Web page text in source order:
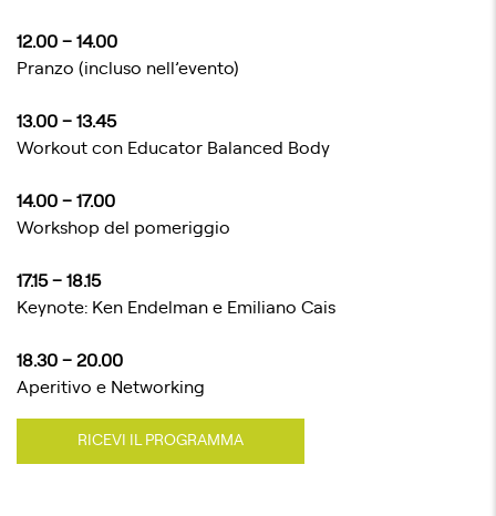
12.00 – 14.00
Pranzo (incluso nell’evento)
13.00 – 13.45
Workout con Educator Balanced Body
14.00 – 17.00
Workshop del pomeriggio
17.15 – 18.15
Keynote: Ken Endelman e Emiliano Cais
18.30 – 20.00
Aperitivo e Networking
RICEVI IL PROGRAMMA